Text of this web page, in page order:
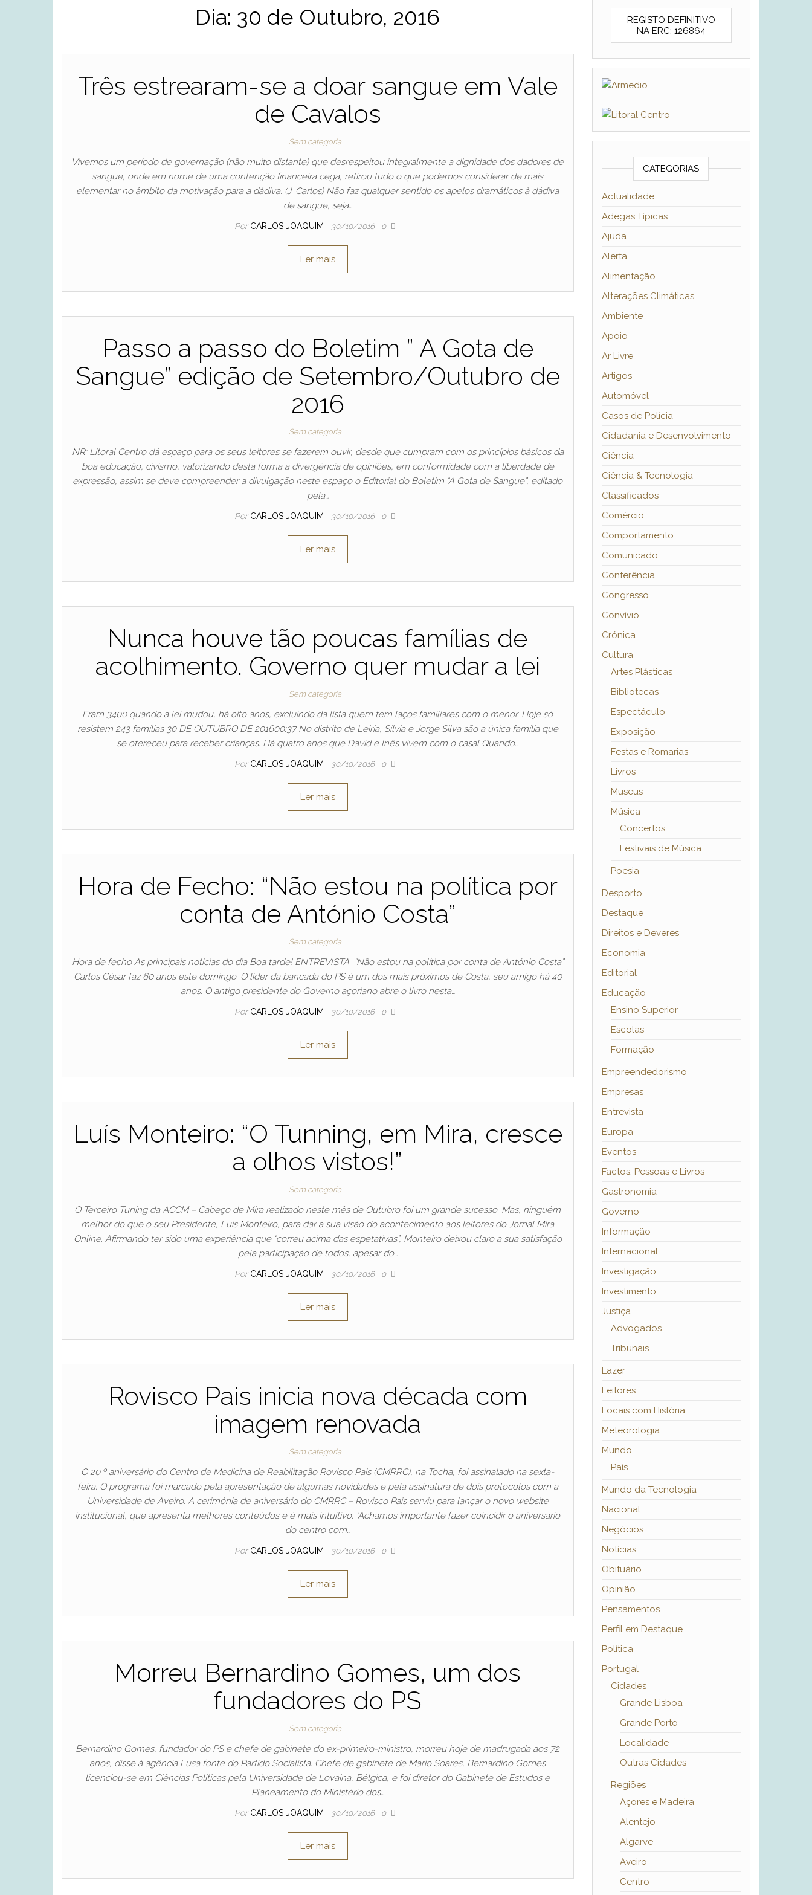
Dia: 30 de Outubro, 2016
Três estrearam-se a doar sangue em Vale
de Cavalos
Sem categoria
Vivemos um período de governação (não muito distante) que desrespeitou integralmente a dignidade dos dadores de
sangue, onde em nome de uma contenção financeira cega, retirou tudo o que podemos considerar de mais
elementar no âmbito da motivação para a dádiva. (J. Carlos) Não faz qualquer sentido os apelos dramáticos à dádiva
de sangue, seja…
Por CARLOS JOAQUIM 30/10/2016 0
Ler mais
Passo a passo do Boletim ” A Gota de
Sangue” edição de Setembro/Outubro de
2016
Sem categoria
NR: Litoral Centro dá espaço para os seus leitores se fazerem ouvir, desde que cumpram com os princípios básicos da
boa educação, civismo, valorizando desta forma a divergência de opiniões, em conformidade com a liberdade de
expressão, assim se deve compreender a divulgação neste espaço o Editorial do Boletim “A Gota de Sangue”, editado
pela…
Por CARLOS JOAQUIM 30/10/2016 0
Ler mais
Nunca houve tão poucas famílias de
acolhimento. Governo quer mudar a lei
Sem categoria
Eram 3400 quando a lei mudou, há oito anos, excluindo da lista quem tem laços familiares com o menor. Hoje só
resistem 243 famílias 30 DE OUTUBRO DE 201600:37 No distrito de Leiria, Sílvia e Jorge Silva são a única família que
se ofereceu para receber crianças. Há quatro anos que David e Inês vivem com o casal Quando…
Por CARLOS JOAQUIM 30/10/2016 0
Ler mais
Hora de Fecho: “Não estou na política por
conta de António Costa”
Sem categoria
Hora de fecho As principais notícias do dia Boa tarde! ENTREVISTA “Não estou na política por conta de António Costa”
Carlos César faz 60 anos este domingo. O líder da bancada do PS é um dos mais próximos de Costa, seu amigo há 40
anos. O antigo presidente do Governo açoriano abre o livro nesta…
Por CARLOS JOAQUIM 30/10/2016 0
Ler mais
Luís Monteiro: “O Tunning, em Mira, cresce
a olhos vistos!”
Sem categoria
O Terceiro Tuning da ACCM – Cabeço de Mira realizado neste mês de Outubro foi um grande sucesso. Mas, ninguém
melhor do que o seu Presidente, Luís Monteiro, para dar a sua visão do acontecimento aos leitores do Jornal Mira
Online. Afirmando ter sido uma experiência que “correu acima das espetativas”, Monteiro deixou claro a sua satisfação
pela participação de todos, apesar do…
Por CARLOS JOAQUIM 30/10/2016 0
Ler mais
Rovisco Pais inicia nova década com
imagem renovada
Sem categoria
O 20.º aniversário do Centro de Medicina de Reabilitação Rovisco Pais (CMRRC), na Tocha, foi assinalado na sexta-
feira. O programa foi marcado pela apresentação de algumas novidades e pela assinatura de dois protocolos com a
Universidade de Aveiro. A cerimónia de aniversário do CMRRC – Rovisco Pais serviu para lançar o novo website
institucional, que apresenta melhores conteúdos e é mais intuitivo. “Achámos importante fazer coincidir o aniversário
do centro com…
Por CARLOS JOAQUIM 30/10/2016 0
Ler mais
Morreu Bernardino Gomes, um dos
fundadores do PS
Sem categoria
Bernardino Gomes, fundador do PS e chefe de gabinete do ex-primeiro-ministro, morreu hoje de madrugada aos 72
anos, disse à agência Lusa fonte do Partido Socialista. Chefe de gabinete de Mário Soares, Bernardino Gomes
licenciou-se em Ciências Políticas pela Universidade de Lovaina, Bélgica, e foi diretor do Gabinete de Estudos e
Planeamento do Ministério dos…
Por CARLOS JOAQUIM 30/10/2016 0
Ler mais
REGISTO DEFINITIVO
NA ERC: 126864
CATEGORIAS
Actualidade
Adegas Típicas
Ajuda
Alerta
Alimentação
Alterações Climáticas
Ambiente
Apoio
Ar Livre
Artigos
Automóvel
Casos de Polícia
Cidadania e Desenvolvimento
Ciência
Ciência & Tecnologia
Classificados
Comércio
Comportamento
Comunicado
Conferência
Congresso
Convívio
Crónica
Cultura
Artes Plásticas
Bibliotecas
Espectáculo
Exposição
Festas e Romarias
Livros
Museus
Música
Concertos
Festivais de Música
Poesia
Desporto
Destaque
Direitos e Deveres
Economia
Editorial
Educação
Ensino Superior
Escolas
Formação
Empreendedorismo
Empresas
Entrevista
Europa
Eventos
Factos, Pessoas e Livros
Gastronomia
Governo
Informação
Internacional
Investigação
Investimento
Justiça
Advogados
Tribunais
Lazer
Leitores
Locais com História
Meteorologia
Mundo
País
Mundo da Tecnologia
Nacional
Negócios
Notícias
Obituário
Opinião
Pensamentos
Perfil em Destaque
Política
Portugal
Cidades
Grande Lisboa
Grande Porto
Localidade
Outras Cidades
Regiões
Açores e Madeira
Alentejo
Algarve
Aveiro
Centro